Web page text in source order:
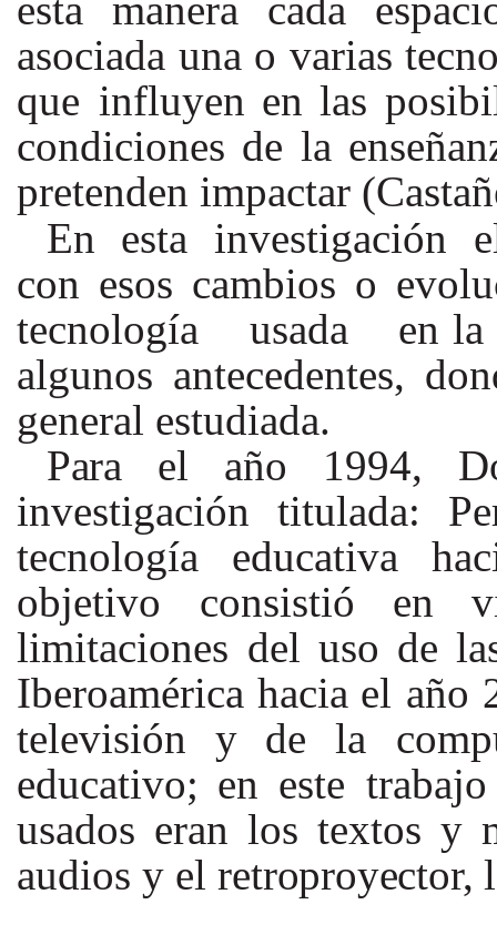
asociada una o varias
que influyen en las
condiciones de la
pretenden impactar
En esta investigación
con esos cambios o
tecnología usada en la
algunos antecedentes,
general estudiada.
Para el año 1994,
investigación titulada:
tecnología educativa
objetivo consistió en
limitaciones del uso de
Iberoamérica hacia el año
televisión
y
de la
educativo; en este
usados eran los textos y
audios y elretroproyector,